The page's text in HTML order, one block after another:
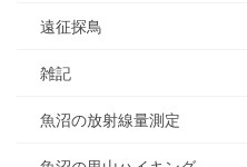
遠征探鳥
雑記
魚沼の放射線量測定